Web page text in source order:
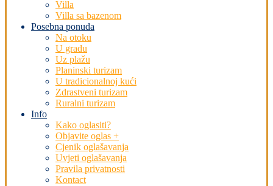
Villa
Villa sa bazenom
Posebna ponuda
Na otoku
U gradu
Uz plažu
Planinski turizam
U tradicionalnoj kući
Zdrastveni turizam
Ruralni turizam
Info
Kako oglasiti?
Objavite oglas +
Cjenik oglašavanja
Uvjeti oglašavanja
Pravila privatnosti
Kontact